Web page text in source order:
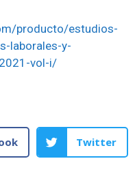
producto/estudios-
laborales-y-
vol-i/
Twitter